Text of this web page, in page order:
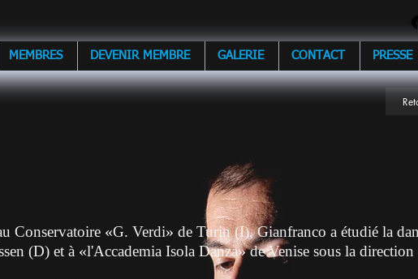
MEMBRES DEVENIR MEMBRE GALERIE CONTACT PRESSE
Conservatoire «G. Verdi» de Turin (I), Gianfranco a étudié la
(D) et à «l'Accademia Isola Danza»de Venise sous la